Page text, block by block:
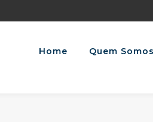
Home Quem Somos